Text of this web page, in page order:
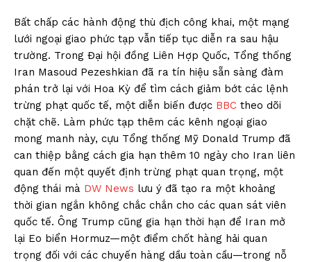
Bất chấp các hành động thù địch công khai, một mạng
lưới ngoại giao phức tạp vẫn tiếp tục diễn ra sau hậu
trường. Trong Đại hội đồng Liên Hợp Quốc, Tổng thống
Iran Masoud Pezeshkian đã ra tín hiệu sẵn sàng đàm
phán trở lại với Hoa Kỳ để tìm cách giảm bớt các lệnh
trừng phạt quốc tế, một diễn biến được BBC theo dõi
chặt chẽ. Làm phức tạp thêm các kênh ngoại giao
mong manh này, cựu Tổng thống Mỹ Donald Trump đã
can thiệp bằng cách gia hạn thêm 10 ngày cho Iran liên
quan đến một quyết định trừng phạt quan trọng, một
động thái mà DW News lưu ý đã tạo ra một khoảng
thời gian ngắn không chắc chắn cho các quan sát viên
quốc tế. Ông Trump cũng gia hạn thời hạn để Iran mở
lại Eo biển Hormuz—một điểm chốt hàng hải quan
trọng đối với các chuyến hàng dầu toàn cầu—trong nỗ